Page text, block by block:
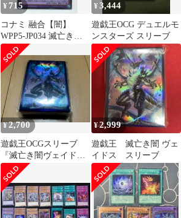
¥ 715
コナミ 融合【闇】
WPP5-JP034 滅亡き闇
ヴェイドス シークレッ
ト
¥3,444
遊戯王OCG デュエルモ
ンスターズ スリーブ
¥2,700
遊戯王OCGスリーブ
『滅亡き闇ヴェイド
ス』100枚入り
¥2,999
遊戯王 滅亡き闇 ヴェ
イドス スリーブ